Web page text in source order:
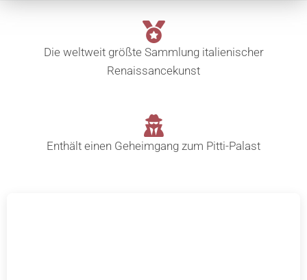
Die weltweit größte Sammlung italienischer
Renaissancekunst
Enthält einen Geheimgang zum Pitti-Palast